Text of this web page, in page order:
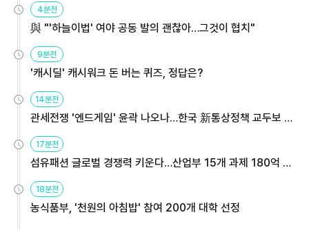
4분전
與 "'하늘이법' 여야 공동 발의 괜찮아…그것이 협치"
9분전
'캐시딜' 캐시워크 돈 버는 퀴즈, 정답은?
14분전
관세전쟁 '엔드게임' 윤곽 나오나…한국 新통상정책 교두보 활
용해야
17분전
섬유패션 글로벌 경쟁력 키운다…산업부 15개 과제 180억 지
원
18분전
농식품부, '천원의 아침밥' 참여 200개 대학 선정